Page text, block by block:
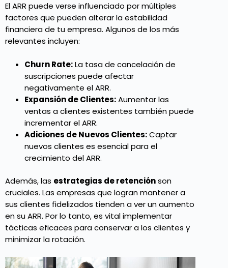
El ARR puede verse influenciado por múltiples
factores que pueden alterar la estabilidad
financiera de tu empresa. Algunos de los más
relevantes incluyen:
Churn Rate:La tasa de cancelación de
suscripciones puede afectar
negativamente el ARR.
Expansión de Clientes:Aumentar las
ventas a clientes existentes también puede
incrementar el ARR.
Adiciones de Nuevos Clientes:Captar
nuevos clientes es esencial para el
crecimiento del ARR.
Además, las estrategias de retenciónson
cruciales. Las empresas que logran mantener a
sus clientes fidelizados tienden a ver un aumento
en su ARR. Por lo tanto, es vital implementar
tácticas eficaces para conservar a los clientes y
minimizar la rotación.